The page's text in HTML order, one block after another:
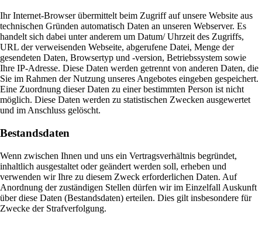
Ihr Internet-Browser übermittelt beim Zugriff auf unsere Website aus
technischen Gründen automatisch Daten an unseren Webserver. Es
handelt sich dabei unter anderem um Datum/ Uhrzeit des Zugriffs,
URL der verweisenden Webseite, abgerufene Datei, Menge der
gesendeten Daten, Browsertyp und -version, Betriebssystem sowie
Ihre IP-Adresse. Diese Daten werden getrennt von anderen Daten, die
Sie im Rahmen der Nutzung unseres Angebotes eingeben gespeichert.
Eine Zuordnung dieser Daten zu einer bestimmten Person ist nicht
möglich. Diese Daten werden zu statistischen Zwecken ausgewertet
und im Anschluss gelöscht.
Bestandsdaten
Wenn zwischen Ihnen und uns ein Vertragsverhältnis begründet,
inhaltlich ausgestaltet oder geändert werden soll, erheben und
verwenden wir Ihre zu diesem Zweck erforderlichen Daten. Auf
Anordnung der zuständigen Stellen dürfen wir im Einzelfall Auskunft
über diese Daten (Bestandsdaten) erteilen. Dies gilt insbesondere für
Zwecke der Strafverfolgung.